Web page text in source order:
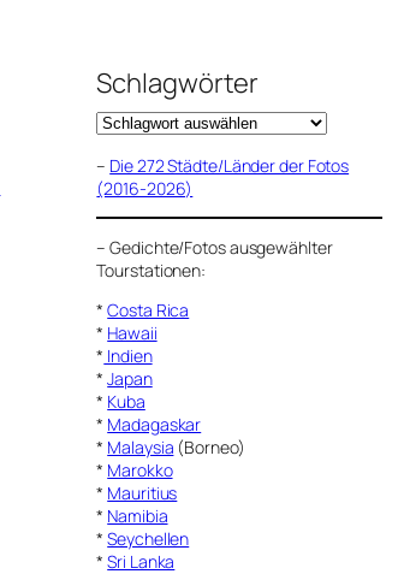
Schlagwörter
– Die 272 Städte/Länder der Fotos
(2016-2026)
–Gedichte/Fotos ausgewählter
Tourstationen:
*Costa Rica
* Hawaii
* Indien
*Japan
* Kuba
* Madagaskar
* Malaysia (Borneo)
* Marokko
* Mauritius
* Namibia
*Seychellen
*Sri Lanka